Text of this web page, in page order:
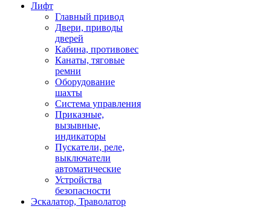
Лифт
Главный привод
Двери, приводы
дверей
Кабина, противовес
Канаты, тяговые
ремни
Оборудование
шахты
Система управления
Приказные,
вызывные,
индикаторы
Пускатели, реле,
выключатели
автоматические
Устройства
безопасности
Эскалатор, Траволатор